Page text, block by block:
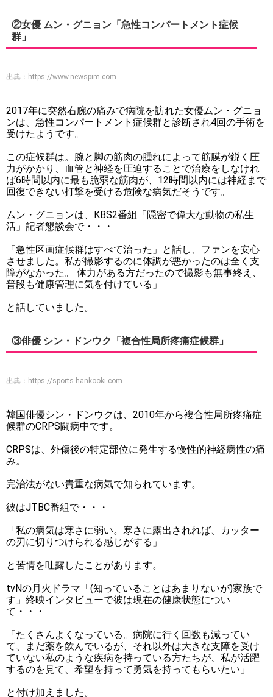
②女優 ムン・グニョン「急性コンパートメント症候
群」
出典： https://www.newspim.com
2017年に突然右腕の痛みで病院を訪れた女優ムン・グニョ
ンは、急性コンパートメント症候群と診断され4回の手術を
受けたようです。
この症候群は。腕と脚の筋肉の腫れによって筋膜が鋭く圧
力がかかり、血管と神経を圧迫することで治療をしなけれ
ば6時間以内に最も脆弱な筋肉が、12時間以内には神経まで
回復できない打撃を受ける危険な病気だそうです。
ムン・グニョンは、KBS2番組「隠密で偉大な動物の私生
活」記者懇談会で・・・
「急性区画症候群はすべて治った」と話し、ファンを安心
させました。私が撮影するのに体調が悪かったのは全く支
障がなかった。 体力がある方だったので撮影も無事終え、
普段も健康管理に気を付けている」
と話していました。
③俳優 シン・ドンウク「複合性局所疼痛症候群」
出典： https://sports.hankooki.com
韓国俳優シン・ドンウクは、2010年から複合性局所疼痛症
候群のCRPS闘病中です。
CRPSは、外傷後の特定部位に発生する慢性的神経病性の痛
み。
完治法がない貴重な病気で知られています。
彼はJTBC番組で・・・
「私の病気は寒さに弱い。寒さに露出されれば、カッター
の刃に切りつけられる感じがする」
と苦情を吐露したことがあります。
tvNの月火ドラマ「(知っていることはあまりないが)家族で
す」終映インタビューで彼は現在の健康状態につい
て・・・
「たくさんよくなっている。病院に行く回数も減ってい
て、まだ薬を飲んでいるが、それ以外は大きな支障を受け
ていない私のような疾病を持っている方たちが、私が活躍
するのを見て、希望を持って勇気を持ってもらいたい」
と付け加えました。